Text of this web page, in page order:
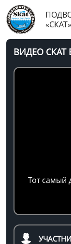
ВИДЕО СКАТ
Тот самый